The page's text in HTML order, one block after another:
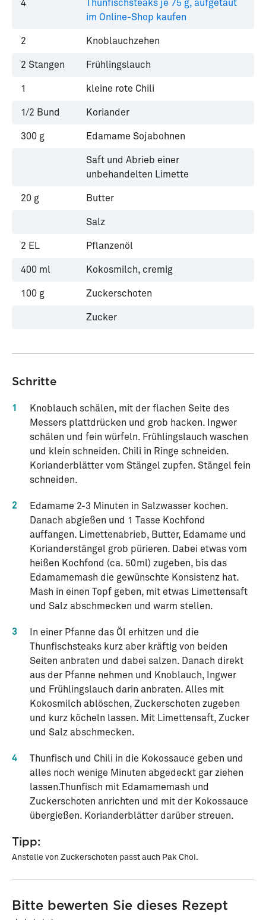
4
Thunfischsteaks je 75 g, aufgetaut
im Online-Shop kaufen
2 Knoblauchzehen
2 Stangen Frühlingslauch
1 kleine rote Chili
1/2 Bund Koriander
300 g Edamame Sojabohnen
Saft und Abrieb einer
unbehandelten Limette
20 g Butter
Salz
2 EL Pflanzenöl
400 ml Kokosmilch, cremig
100 g Zuckerschoten
Zucker
Schritte
1
Knoblauch schälen, mit der flachen Seite des
Messers plattdrücken und grob hacken. Ingwer
schälen und fein würfeln. Frühlingslauch waschen
und klein schneiden. Chili in Ringe schneiden.
Korianderblätter vom Stängel zupfen. Stängel fein
schneiden.
2
Edamame 2-3 Minuten in Salzwasser kochen.
Danach abgießen und 1 Tasse Kochfond
auffangen. Limettenabrieb, Butter, Edamame und
Korianderstängel grob pürieren. Dabei etwas vom
heißen Kochfond (ca. 50ml) zugeben, bis das
Edamamemash die gewünschte Konsistenz hat.
Mash in einen Topf geben, mit etwas Limettensaft
und Salz abschmecken und warm stellen.
3
In einer Pfanne das Öl erhitzen und die
Thunfischsteaks kurz aber kräftig von beiden
Seiten anbraten und dabei salzen. Danach direkt
aus der Pfanne nehmen und Knoblauch, Ingwer
und Frühlingslauch darin anbraten. Alles mit
Kokosmilch ablöschen, Zuckerschoten zugeben
und kurz köcheln lassen. Mit Limettensaft, Zucker
und Salz abschmecken.
4
Thunfisch und Chili in die Kokossauce geben und
alles noch wenige Minuten abgedeckt gar ziehen
lassen.Thunfisch mit Edamamemash und
Zuckerschoten anrichten und mit der Kokossauce
übergießen. Korianderblätter darüber streuen.
Tipp:
Anstelle von Zuckerschoten passt auch Pak Choi.
Bitte bewerten Sie dieses Rezept